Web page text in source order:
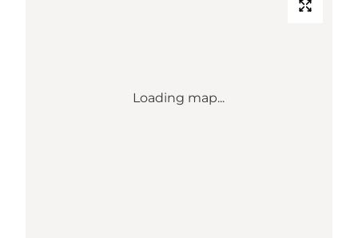
Loading map...